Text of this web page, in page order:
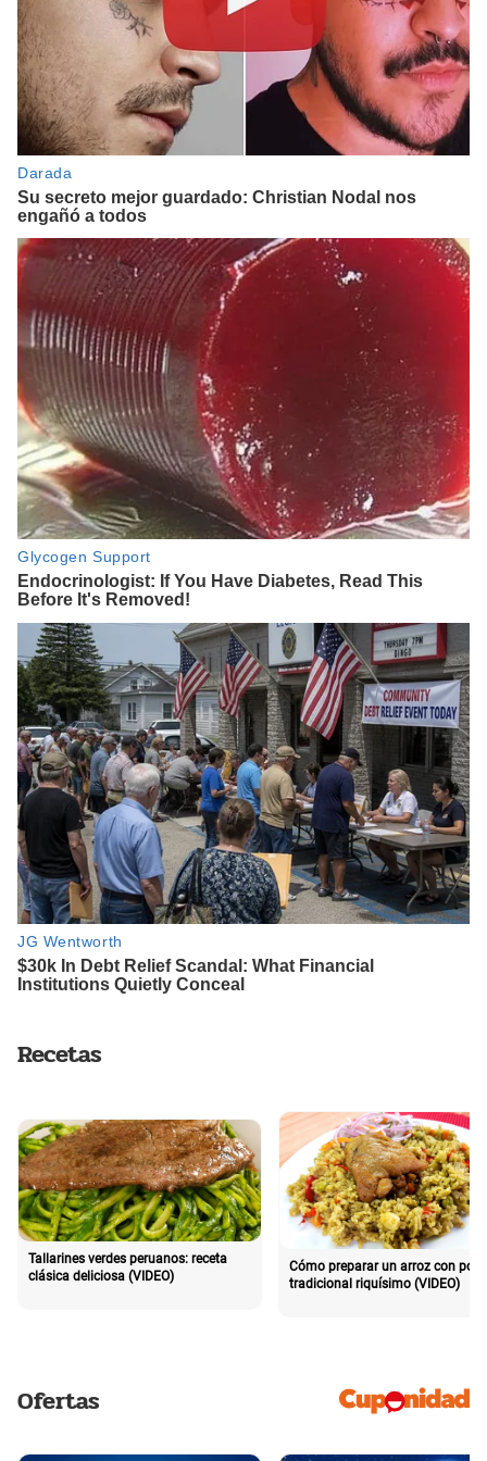
Recetas
Tallarines verdes peruanos: receta
clásica deliciosa (VIDEO)
Cómo preparar un arroz con pollo
tradicional riquísimo (VIDEO)
Ofertas